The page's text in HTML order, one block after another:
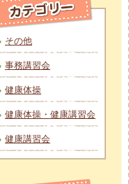
その他
事務講習会
健康体操
健康体操・健康講習会
健康講習会